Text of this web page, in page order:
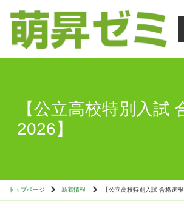
【公立高校特別入試
2026】
トップページ 新着情報 【公立高校特別入試 合格速報